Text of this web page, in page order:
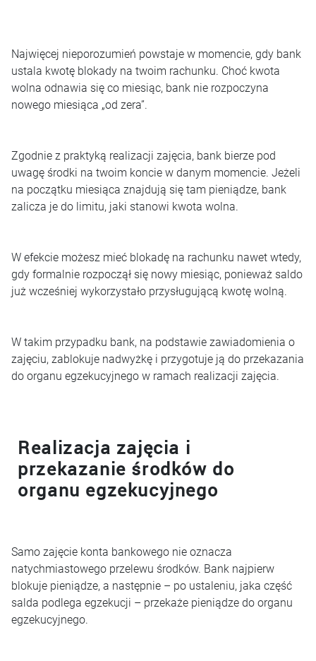
Najwięcej nieporozumień powstaje w momencie, gdy bank
ustala kwotę blokady na twoim rachunku. Choć kwota
wolna odnawia się co miesiąc, bank nie rozpoczyna
nowego miesiąca „od zera”.
Zgodnie z praktyką realizacji zajęcia, bank bierze pod
uwagę środki na twoim koncie w danym momencie. Jeżeli
na początku miesiąca znajdują się tam pieniądze, bank
zalicza je do limitu, jaki stanowi kwota wolna.
W efekcie możesz mieć blokadę na rachunku nawet wtedy,
gdy formalnie rozpoczął się nowy miesiąc, ponieważ saldo
już wcześniej wykorzystało przysługującą kwotę wolną.
W takim przypadku bank, na podstawie zawiadomienia o
zajęciu, zablokuje nadwyżkę i przygotuje ją do przekazania
do organu egzekucyjnego w ramach realizacji zajęcia.
Realizacja zajęcia i
przekazanie środków do
organu egzekucyjnego
Samo zajęcie konta bankowego nie oznacza
natychmiastowego przelewu środków. Bank najpierw
blokuje pieniądze, a następnie – po ustaleniu, jaka część
salda podlega egzekucji – przekaże pieniądze do organu
egzekucyjnego.